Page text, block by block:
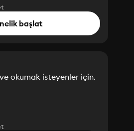
başlat
ve okumak isteyenler için.